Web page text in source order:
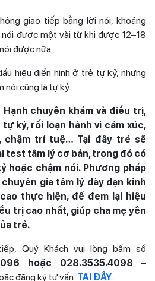
giao tiếp bằng lời nói, khoảng
được một vài từ khi được 12–18
được nữa.
hiệu điển hình ở trẻ tự kỷ, nhưng
nói cũng là tự kỷ.
Hạnh chuyên khám và điều trị,
kỷ, rối loạn hành vi cảm xúc,
chậm trí tuệ… Tại đây trẻ sẽ
test tâm lý cơ bản, trong đó có
hoặc chậm nói. Phương pháp
gia tâm lý dày dạn kinh
thực hiện, để đem lại hiệu
trị cao nhất, giúp cha mẹ yên
trẻ.
Quý Khách vui lòng bấm số
hoặc 028.3535.4098 –
đăng ký tư vấn TẠI ĐÂY.